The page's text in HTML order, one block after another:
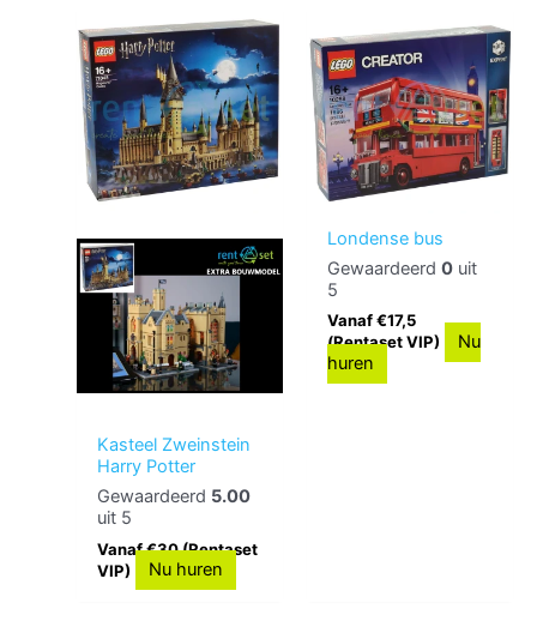
Kasteel Zweinstein
Harry Potter
Gewaardeerd 5.00
uit 5
Vanaf €30 (Rentaset
VIP)
Nu huren
Londense bus
Gewaardeerd0 uit
5
Vanaf €17,5
(Rentaset VIP)
Nu
huren